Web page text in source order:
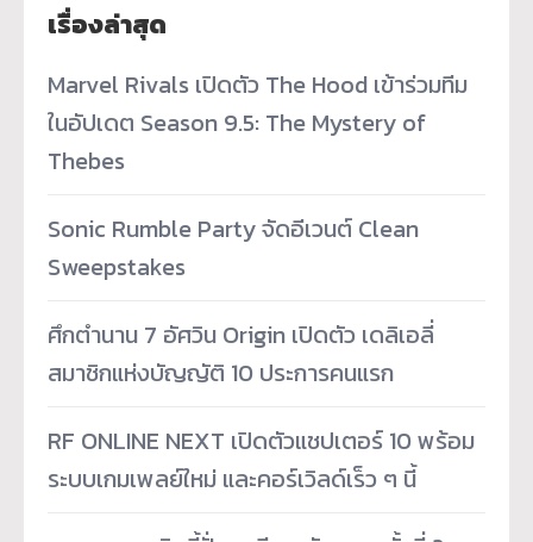
เรื่องล่าสุด
Marvel Rivals เปิดตัว The Hood เข้าร่วมทีม
ในอัปเดต Season 9.5: The Mystery of
Thebes
Sonic Rumble Party จัดอีเวนต์ Clean
Sweepstakes
ศึกตำนาน 7 อัศวิน Origin เปิดตัว เดลิเอลี่
สมาชิกแห่งบัญญัติ 10 ประการคนแรก
RF ONLINE NEXT เปิดตัวแชปเตอร์ 10 พร้อม
ระบบเกมเพลย์ใหม่ และคอร์เวิลด์เร็ว ๆ นี้